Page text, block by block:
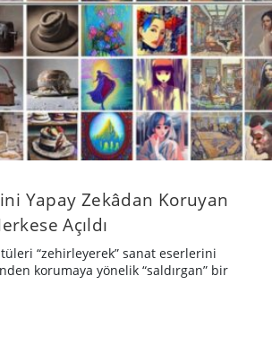
Yapay Zekâdan Koruyan
Açıldı
“zehirleyerek” sanat eserlerini
korumaya yönelik “saldırgan” bir